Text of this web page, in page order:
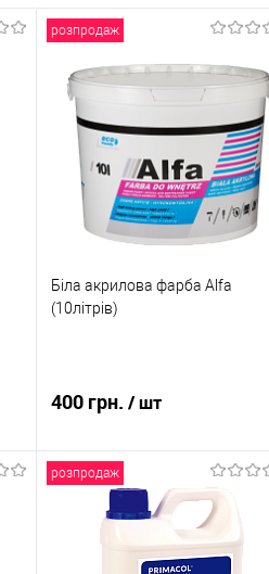
розпродаж
Біла акрилова фарба Alfa
(10літрів)
400 грн. / шт
В кошик
Купити в 1 клік
Порівняння
розпродаж